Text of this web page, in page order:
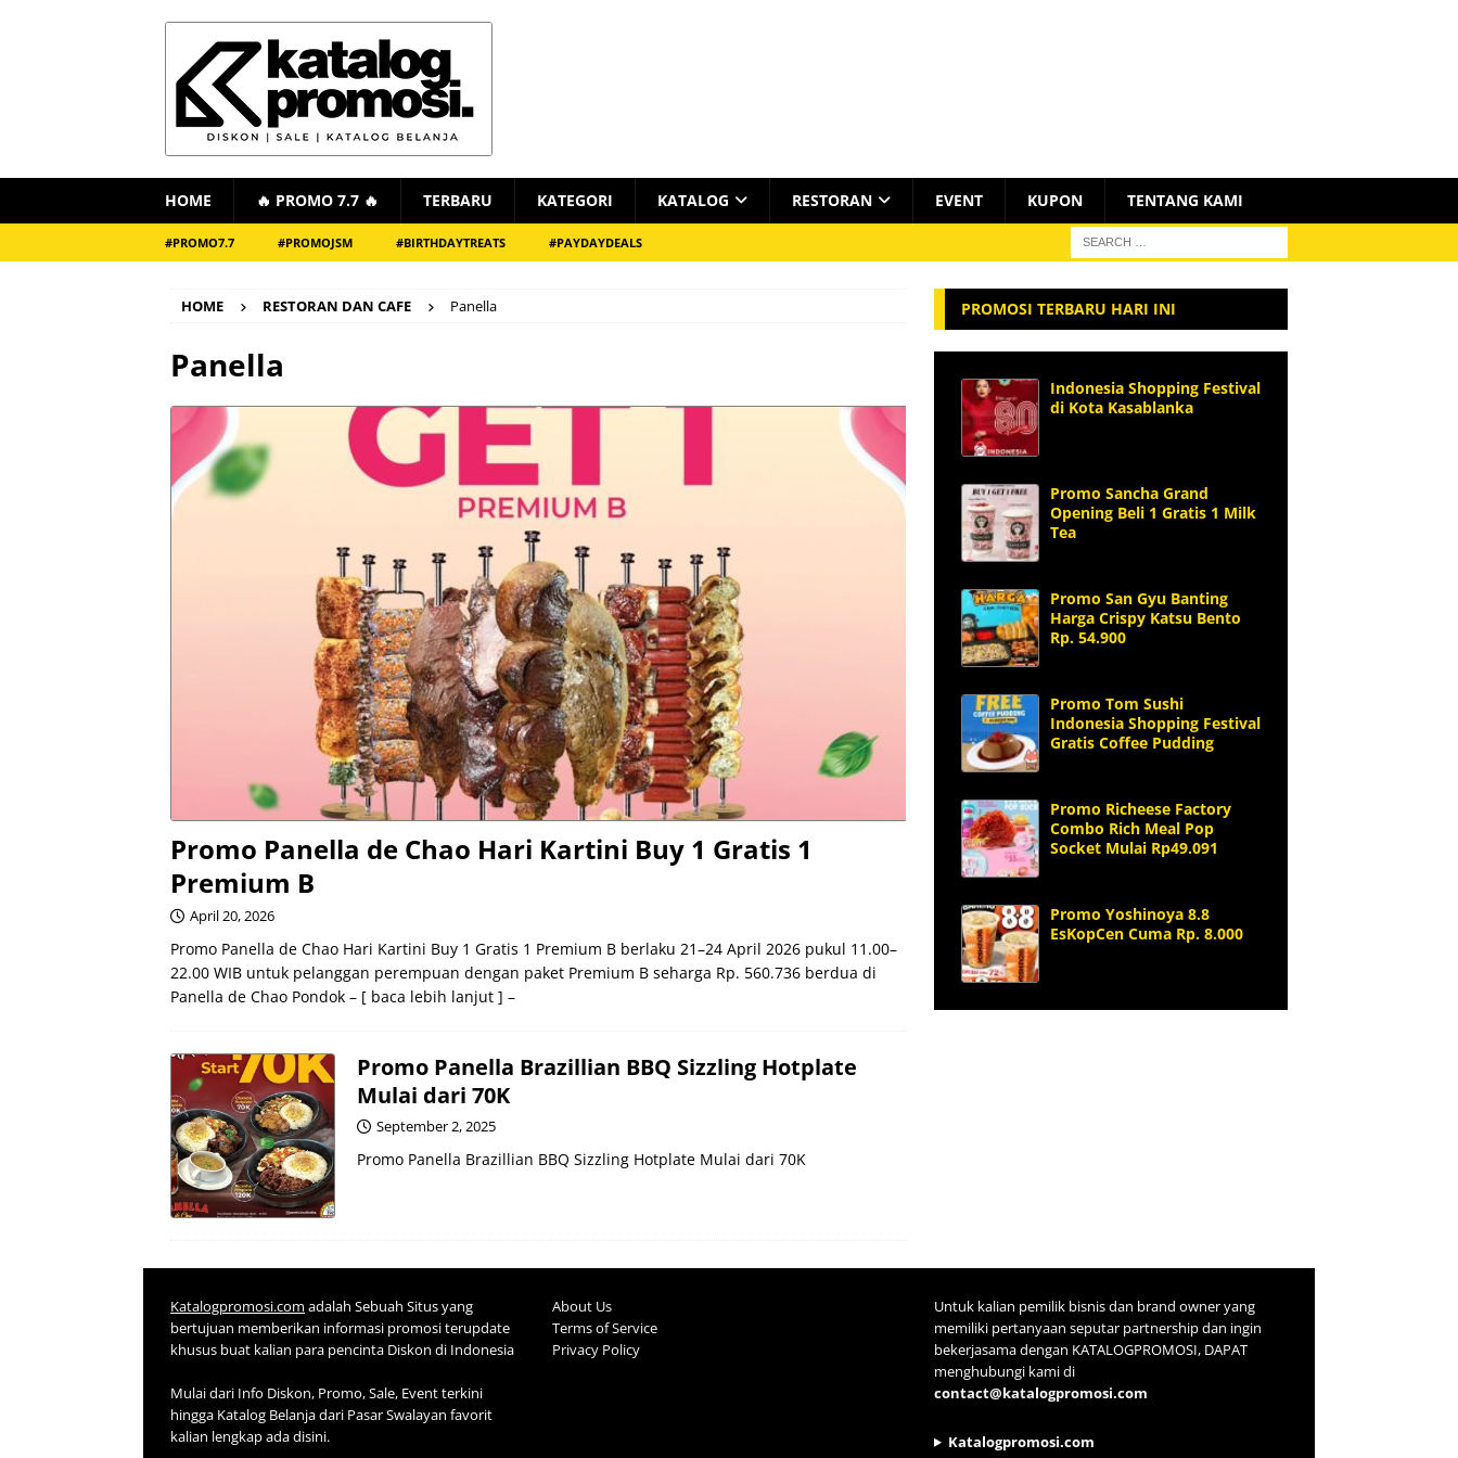
HOME 🔥 PROMO 7.7 🔥 TERBARU KATEGORI KATALOG RESTORAN EVENT KUPON TENTANG KAMI
#PROMO7.7 #PROMOJSM #BIRTHDAYTREATS #PAYDAYDEALS
HOME RESTORAN DAN CAFE Panella
Panella
Promo Panella de Chao Hari Kartini Buy 1 Gratis 1
Premium B
April 20, 2026
Promo Panella de Chao Hari Kartini Buy 1 Gratis 1 Premium B berlaku 21–24 April 2026 pukul 11.00–
22.00 WIB untuk pelanggan perempuan dengan paket Premium B seharga Rp. 560.736 berdua di
Panella de Chao Pondok – [ baca lebih lanjut ] –
Promo Panella Brazillian BBQ Sizzling Hotplate
Mulai dari 70K
September 2, 2025
Promo Panella Brazillian BBQ Sizzling Hotplate Mulai dari 70K
PROMOSI TERBARU HARI INI
Indonesia Shopping Festival
di Kota Kasablanka
Promo Sancha Grand
Opening Beli 1 Gratis 1 Milk
Tea
Promo San Gyu Banting
Harga Crispy Katsu Bento
Rp. 54.900
Promo Tom Sushi
Indonesia Shopping Festival
Gratis Coffee Pudding
Promo Richeese Factory
Combo Rich Meal Pop
Socket Mulai Rp49.091
Promo Yoshinoya 8.8
EsKopCen Cuma Rp. 8.000
Katalogpromosi.com adalah Sebuah Situs yang
bertujuan memberikan informasi promosi terupdate
khusus buat kalian para pencinta Diskon di Indonesia
Mulai dari Info Diskon, Promo, Sale, Event terkini
hingga Katalog Belanja dari Pasar Swalayan favorit
kalian lengkap ada disini.
About Us
Terms of Service
Privacy Policy
Untuk kalian pemilik bisnis dan brand owner yang
memiliki pertanyaan seputar partnership dan ingin
bekerjasama dengan KATALOGPROMOSI, DAPAT
menghubungi kami di
contact@katalogpromosi.com
Katalogpromosi.com